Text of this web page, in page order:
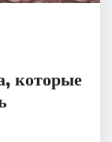
которые